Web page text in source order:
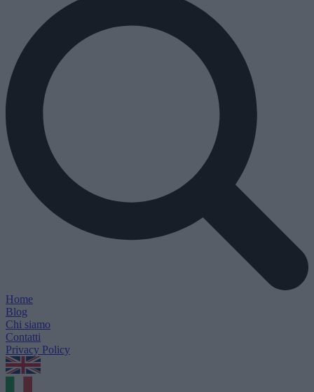
Home
Blog
Chi siamo
Contatti
Privacy Policy